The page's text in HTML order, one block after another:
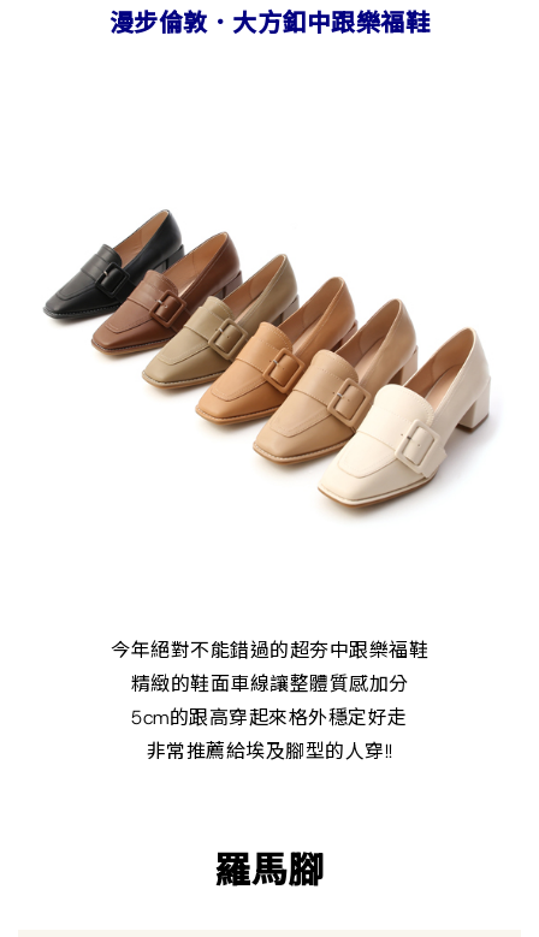
漫步倫敦．大方釦中跟樂福鞋
今年絕對不能錯過的超夯中跟樂福鞋
精緻的鞋面車線讓整體質感加分
5cm的跟高穿起來格外穩定好走
非常推薦給埃及腳型的人穿!!
羅馬腳